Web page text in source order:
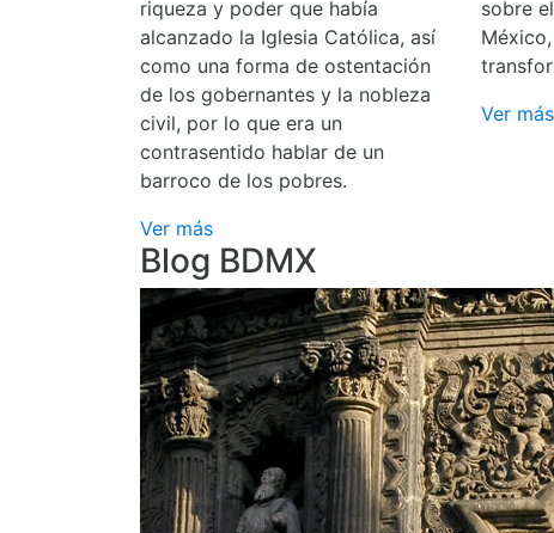
riqueza y poder que había
alcanzado la Iglesia Católica, así
como una forma de ostentación
de los gobernantes y la nobleza
civil, por lo que era un
contrasentido hablar de un
barroco de los pobres.
Ver más
sobre
Ver más
Blog BDMX